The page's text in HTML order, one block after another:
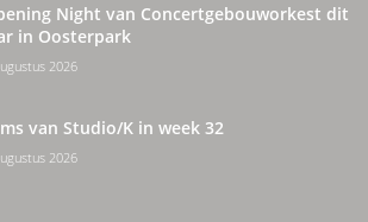
Night van Concertgebouworkest dit
in Oosterpark
2026
van Studio/K in week 32
2026